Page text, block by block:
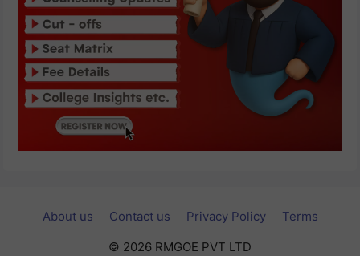
About us Contact us Privacy Policy
Terms
© 2026 RMGOE PVT LTD